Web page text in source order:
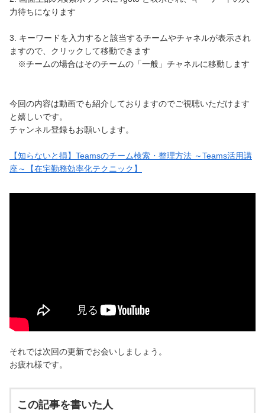
力待ちになります
3. キーワードを入力すると該当するチームやチャネルが表示され
ますので、クリックして移動できます
※チームの場合はそのチームの「一般」チャネルに移動します
今回の内容は動画でも紹介しておりますのでご視聴いただけます
と嬉しいです。
チャンネル登録もお願いします。
【知らないと損】Teamsのチーム検索・整理方法 ～Teams活用講
座～【在宅勤務効率化テクニック】
それでは次回の更新でお会いしましょう。
お疲れ様です。
この記事を書いた人